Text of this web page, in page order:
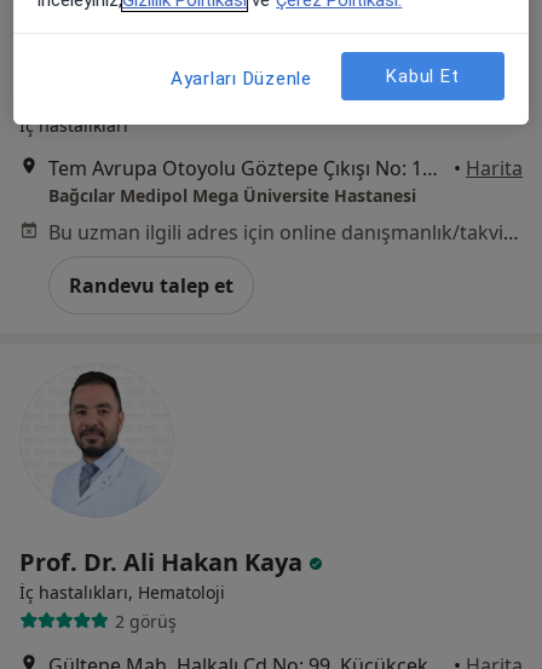
Dr. Öğr. Üyesi Ahmet Raşit Feyizi
İç hastalıkları
Tem Avrupa Otoyolu Göztepe Çıkışı No: 1Bağcılar, İstanbul • Harita
Bağcılar Medipol Mega Üniversite Hastanesi
Bu uzman ilgili adres için online danışmanlık/takvim sunmuyor.
Randevu talep et
Prof. Dr. Ali Hakan Kaya
İç hastalıkları, Hematoloji
2 görüş
Ayarları Düzenle Kabul Et